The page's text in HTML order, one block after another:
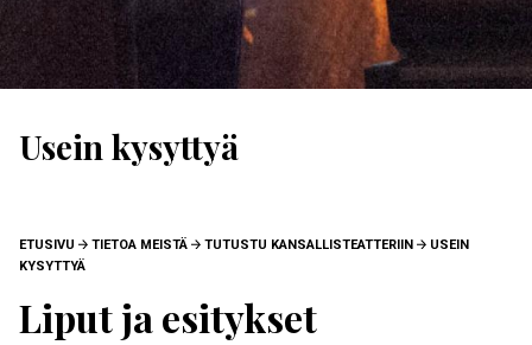
Usein kysyttyä
MURUPOLKU
ETUSIVU TIETOA MEISTÄ TUTUSTU KANSALLISTEATTERIIN
USEIN
KYSYTTYÄ
Liput ja esitykset